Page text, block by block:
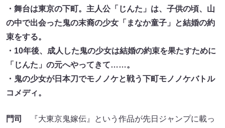
・舞台は東京の下町。主人公「じんた」は、子供の頃、山
の中で出会った鬼の末裔の少女「まなか童子」と結婚の約
束をする。
・10年後、成人した鬼の少女は結婚の約束を果たすために
「じんた」の元へやってきて……。
・鬼の少女が日本刀でモノノケと戦う下町モノノケバトル
コメディ。
門司
『大東京鬼嫁伝』という作品が先日ジャンプに載っ